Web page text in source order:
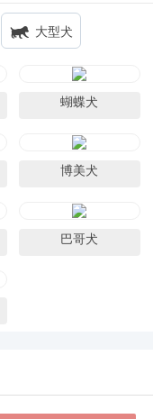
大型犬
蝴蝶犬
博美犬
巴哥犬